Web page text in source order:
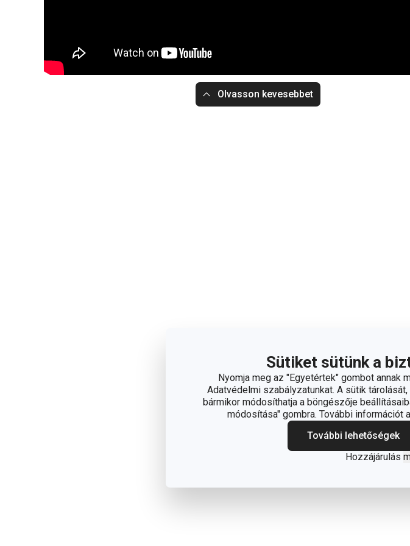
Sütiket sütünk a
Nyomja meg az "Egyetértek" gombot
Adatvédelmi szabályzatunkat. A sütik
bármikor módosíthatja a böngészője
módosítása" gombra. További információt
További lehetőségek
Hozzájárulás
Olvasson kevesebbet